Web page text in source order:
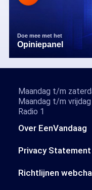
Doe mee met het
Opiniepanel
Over EenVandaag
Privacy Statement
Richtlijnen
Maandag t/m
Maandag t/m
Radio 1